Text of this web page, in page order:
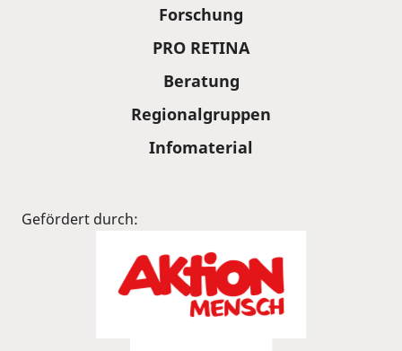
Forschung
PRO RETINA
Beratung
Regionalgruppen
Infomaterial
Gefördert durch: